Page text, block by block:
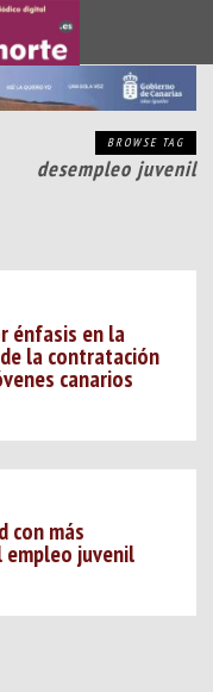
BROWSE TAG
desempleo juvenil
énfasis en la
la contratación
canarios
con más
empleo juvenil